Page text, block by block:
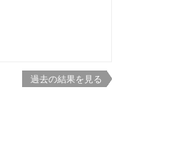
過去の結果を見る